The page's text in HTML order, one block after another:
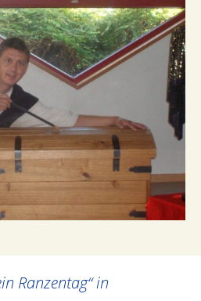
Ranzentag“ in